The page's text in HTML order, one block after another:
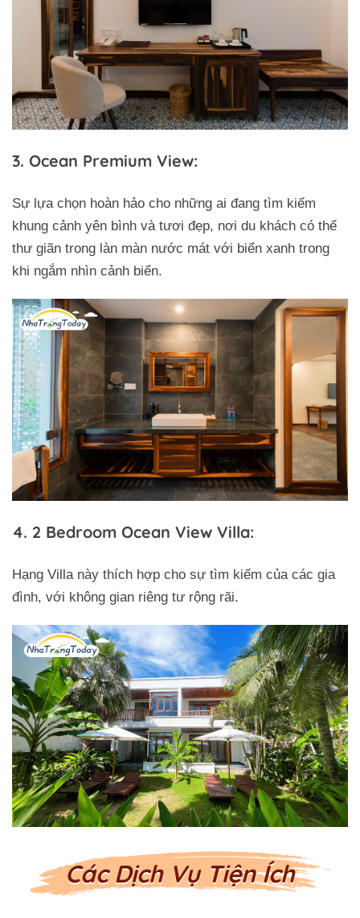
3. Ocean Premium View:
Sự lựa chọn hoàn hảo cho những ai đang tìm kiếm
khung cảnh yên bình và tươi đẹp, nơi du khách có thể
thư giãn trong làn màn nước mát với biển xanh trong
khi ngắm nhìn cảnh biển.
4. 2 Bedroom Ocean View Villa:
Hạng Villa này thích hợp cho sự tìm kiếm của các gia
đình, với không gian riêng tư rộng rãi.
Các Dịch Vụ Tiện Ích